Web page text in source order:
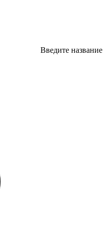
Введите название